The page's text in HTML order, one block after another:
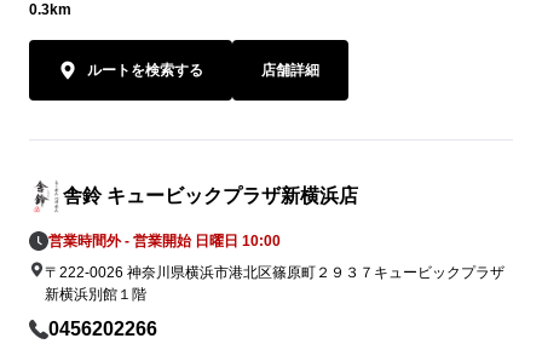
0.3km
ルートを検索する 店舗詳細
舎鈴 キュービックプラザ新横浜店
営業時間外 - 営業開始 日曜日 10:00
〒222-0026 神奈川県横浜市港北区篠原町２９３７キュービックプラザ
新横浜別館１階
0456202266